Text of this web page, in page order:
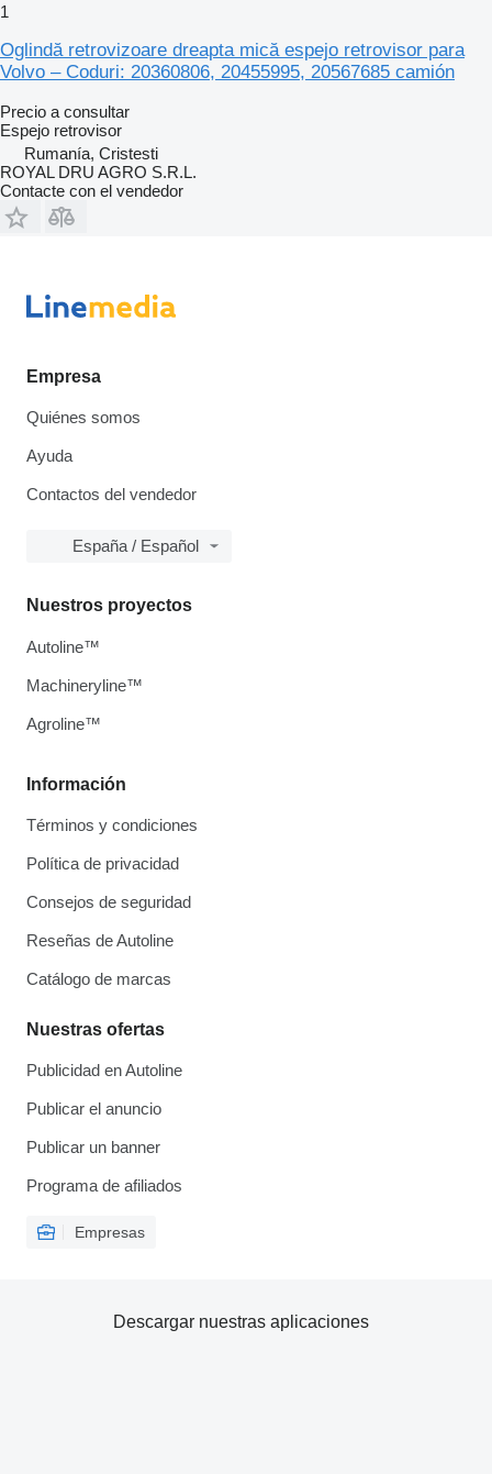
1
Oglindă retrovizoare dreapta mică espejo retrovisor para
Volvo – Coduri: 20360806, 20455995, 20567685 camión
Precio a consultar
Espejo retrovisor
Rumanía, Cristesti
ROYAL DRU AGRO S.R.L.
Contacte con el vendedor
Empresa
Quiénes somos
Ayuda
Contactos del vendedor
España / Español
Información
Términos y condiciones
Política de privacidad
Consejos de seguridad
Reseñas de Autoline
Catálogo de marcas
Nuestras ofertas
Publicidad en Autoline
Publicar el anuncio
Publicar un banner
Programa de afiliados
Empresas
Nuestros proyectos
Autoline™
Machineryline™
Agroline™
Descargar nuestras aplicaciones